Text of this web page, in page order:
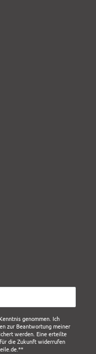
genommen. Ich
zur Beantwortung meiner
werden. Eine erteilte
die Zukunft widerrufen